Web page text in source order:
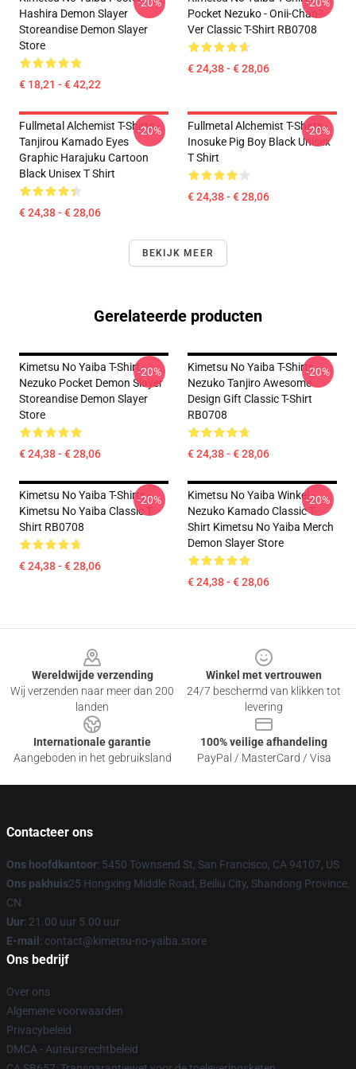
Hashira Demon Slayer
Storeandise Demon Slayer
Store
€ 18,21 - € 42,22
Pocket Nezuko - Onii-Chan?
Ver Classic T-Shirt RB0708
€ 24,38 - € 28,06
Fullmetal Alchemist T-Shirts -
Tanjirou Kamado Eyes
Graphic Harajuku Cartoon
Black Unisex T Shirt
€ 24,38 - € 28,06
-20%
Fullmetal Alchemist T-Shirts -
Inosuke Pig Boy Black Unisex
T Shirt
€ 24,38 - € 28,06
-20%
BEKIJK MEER
Gerelateerde producten
Kimetsu No Yaiba T-Shirt -
Nezuko Pocket Demon Slayer
Storeandise Demon Slayer
Store
€ 24,38 - € 28,06
-20%
Kimetsu No Yaiba T-Shirts -
Nezuko Tanjiro Awesome
Design Gift Classic T-Shirt
RB0708
€ 24,38 - € 28,06
-20%
Kimetsu No Yaiba T-Shirts -
Kimetsu No Yaiba Classic T-
Shirt RB0708
€ 24,38 - € 28,06
-20%
Kimetsu No Yaiba Winkel -
Nezuko Kamado Classic T-
Shirt Kimetsu No Yaiba Merch
Demon Slayer Store
€ 24,38 - € 28,06
-20%
Wereldwijde verzending
Wij verzenden naar meer dan 200
landen
Winkel met vertrouwen
24/7 beschermd van klikken tot
levering
Internationale garantie
Aangeboden in het gebruiksland
100% veilige afhandeling
PayPal / MasterCard / Visa
Contacteer ons
Ons hoofdkantoor: 5450 Townsend St, San Francisco, CA 94107, US
Ons pakhuis25 Hongxing Middle Road, Beiliu City, Shandong Province,
CN
Uur: 21.00 uur 5.00 uur
E-mail : contact@kimetsu-no-yaiba.store
Ons bedrijf
Over ons
Algemene voorwaarden
Privacybeleid
DMCA - Auteursrechtbeleid